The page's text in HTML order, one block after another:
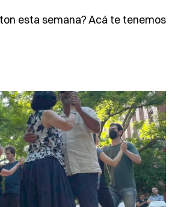
esta semana? Acá te tenemos